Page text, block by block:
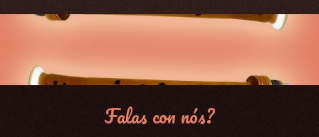
Falas con nós?